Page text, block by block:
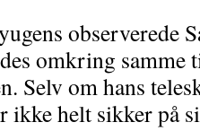
observerede
omkring samme
Selv om hans
ikke helt sikker på